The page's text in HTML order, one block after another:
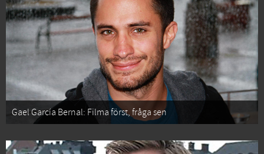
Gael García Bernal: Filma först, fråga sen